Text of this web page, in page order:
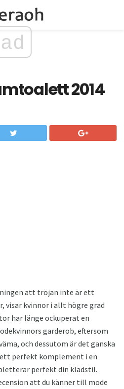
ad
2014
att tröjan inte är ett
visar kvinnor i allt högre grad
har länge ockuperat en
garderob, eftersom
och dessutom är det ganska
perfekt komplement i en
perfekt din klädstil.
att du känner till mode